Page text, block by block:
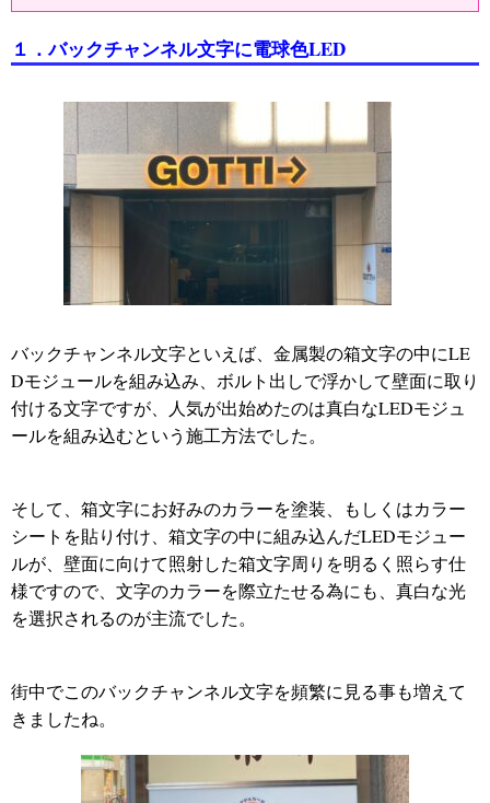
１．バックチャンネル文字に電球色LED
バックチャンネル文字といえば、金属製の箱文字の中にLE
Dモジュールを組み込み、ボルト出しで浮かして壁面に取り
付ける文字ですが、人気が出始めたのは真白なLEDモジュ
ールを組み込むという施工方法でした。
そして、箱文字にお好みのカラーを塗装、もしくはカラー
シートを貼り付け、箱文字の中に組み込んだLEDモジュー
ルが、壁面に向けて照射した箱文字周りを明るく照らす仕
様ですので、文字のカラーを際立たせる為にも、真白な光
を選択されるのが主流でした。
街中でこのバックチャンネル文字を頻繁に見る事も増えて
きましたね。